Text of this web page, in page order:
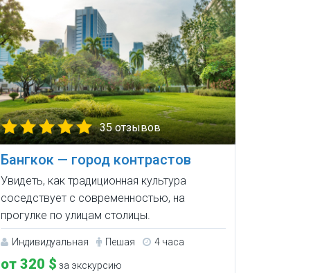
35 отзывов
Бангкок — город контрастов
Увидеть, как традиционная культура
соседствует с современностью, на
прогулке по улицам столицы.
Индивидуальная Пешая 4 часа
от 320 $ за экскурсию